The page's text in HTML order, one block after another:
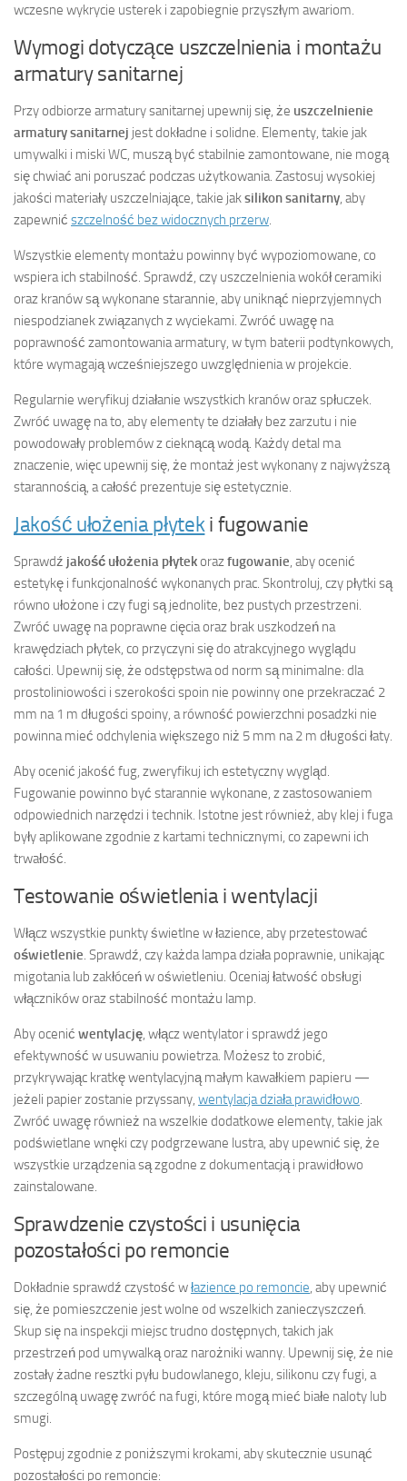
wczesne wykrycie usterek i zapobiegnie przyszłym awariom.
Wymogi dotyczące uszczelnienia i montażu
armatury sanitarnej
Przy odbiorze armatury sanitarnej upewnij się, że uszczelnienie
armatury sanitarnej jest dokładne i solidne. Elementy, takie jak
umywalki i miski WC, muszą być stabilnie zamontowane, nie mogą
się chwiać ani poruszać podczas użytkowania. Zastosuj wysokiej
jakości materiały uszczelniające, takie jaksilikon sanitarny, aby
zapewnić szczelność bez widocznych przerw.
Wszystkie elementy montażu powinny być wypoziomowane, co
wspiera ich stabilność. Sprawdź, czy uszczelnienia wokół ceramiki
oraz kranów są wykonane starannie, aby uniknąć nieprzyjemnych
niespodzianek związanych z wyciekami. Zwróć uwagę na
poprawność zamontowania armatury, w tym baterii podtynkowych,
które wymagają wcześniejszego uwzględnienia w projekcie.
Regularnie weryfikuj działanie wszystkich kranów oraz spłuczek.
Zwróć uwagę na to, aby elementy te działały bez zarzutu i nie
powodowały problemów z cieknącą wodą. Każdy detal ma
znaczenie, więc upewnij się, że montaż jest wykonany z najwyższą
starannością, a całość prezentuje się estetycznie.
Jakość ułożenia płyteki fugowanie
Sprawdź jakość ułożenia płytekorazfugowanie, aby ocenić
estetykę i funkcjonalność wykonanych prac. Skontroluj, czy płytki są
równo ułożone i czy fugi są jednolite, bez pustych przestrzeni.
Zwróć uwagę na poprawne cięcia oraz brak uszkodzeń na
krawędziach płytek, co przyczyni się do atrakcyjnego wyglądu
całości. Upewnij się, że odstępstwa od norm są minimalne: dla
prostoliniowości i szerokości spoin nie powinny one przekraczać 2
mm na 1 m długości spoiny, a równość powierzchni posadzki nie
powinna mieć odchylenia większego niż 5 mm na 2 m długości łaty.
Aby ocenić jakość fug, zweryfikuj ich estetyczny wygląd.
Fugowanie powinno być starannie wykonane, z zastosowaniem
odpowiednich narzędzi i technik. Istotne jest również, aby klej i fuga
były aplikowane zgodnie z kartami technicznymi, co zapewni ich
trwałość.
Testowanie oświetlenia i wentylacji
Włącz wszystkie punkty świetlne w łazience, aby przetestować
oświetlenie. Sprawdź, czy każda lampa działa poprawnie, unikając
migotania lub zakłóceń w oświetleniu. Oceniaj łatwość obsługi
włączników oraz stabilność montażu lamp.
Aby ocenić wentylację, włącz wentylator i sprawdź jego
efektywność w usuwaniu powietrza. Możesz to zrobić,
przykrywając kratkę wentylacyjną małym kawałkiem papieru —
jeżeli papier zostanie przyssany, wentylacja działa prawidłowo.
Zwróć uwagę również na wszelkie dodatkowe elementy, takie jak
podświetlane wnęki czy podgrzewane lustra, aby upewnić się, że
wszystkie urządzenia są zgodne z dokumentacją i prawidłowo
zainstalowane.
Sprawdzenie czystości i usunięcia
pozostałości po remoncie
Dokładnie sprawdź czystość włazience po remoncie, aby upewnić
się, że pomieszczenie jest wolne od wszelkich zanieczyszczeń.
Skup się na inspekcji miejsc trudno dostępnych, takich jak
przestrzeń pod umywalką oraz narożniki wanny. Upewnij się, że nie
zostały żadne resztki pyłu budowlanego, kleju, silikonu czy fugi, a
szczególną uwagę zwróć na fugi, które mogą mieć białe naloty lub
smugi.
Postępuj zgodnie z poniższymi krokami, aby skutecznie usunąć
pozostałości po remoncie: